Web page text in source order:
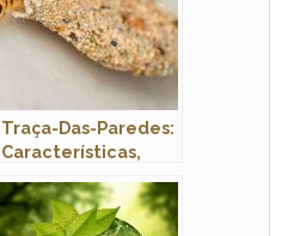
Traça-Das-Paredes:
Características,
Fotos